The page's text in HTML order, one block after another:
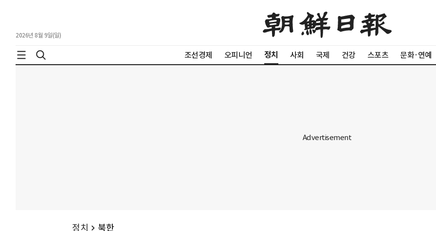
2026년 8월 9일(일)
조선경제 오피니언 정치 사회 국제 건강 스포츠 문화·연예
정치 북한